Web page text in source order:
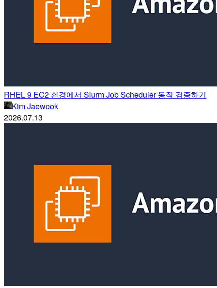
RHEL 9 EC2 환경에서 Slurm Job Scheduler 동작 검증하기
Kim Jaewook
2026.07.13